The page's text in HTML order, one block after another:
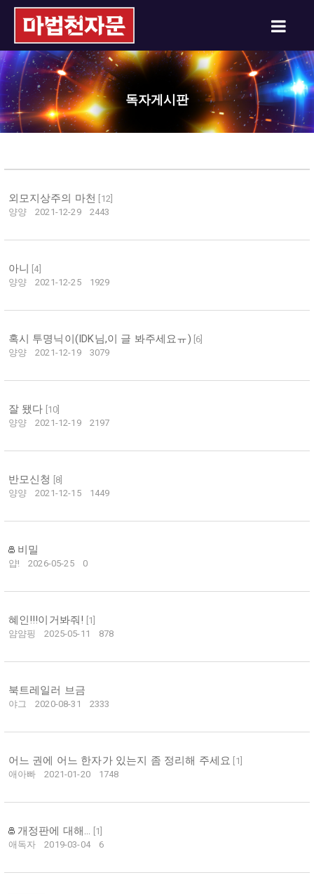
독자게시판
외모지상주의 마천 12]
양양
2021-12-29 2443
아니 4]
양양
2021-12-25 1929
혹시 투명닉이(IDK님,이 글 봐주세요ㅠ) 6
양양
2021-12-19 3079
잘 됐다 10
양양
2021-12-19 2197
반모신청 8]
양양
2021-12-15 1449
비밀
얍! 2026-05-25 0
혜인!!!이거봐줘! 1
얌얌핑
2025-05-11 878
북트레일러 브금
야그 2020-08-31 2333
어느 권에 어느 한자가 있는지 좀 정리해 주세요 1
애아빠
2021-01-20 1748
개정판에 대해... 1
애독자
2019-03-04 6